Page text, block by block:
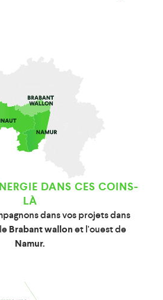
DANS CES COINS-
LÀ
dans vos projets dans
Brabant wallonet l'ouest de
Namur.